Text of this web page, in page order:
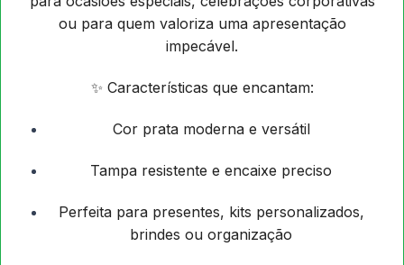
ou para quem valoriza uma apresentação
impecável.
✨ Características que encantam:
Cor prata moderna e versátil
Tampa resistente e encaixe preciso
Perfeita para presentes, kits personalizados,
brindes ou organização